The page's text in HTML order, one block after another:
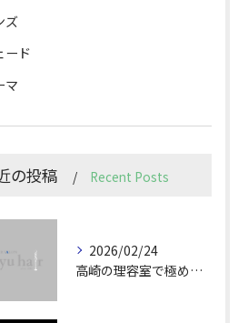
ズ
ード
マ
の投稿 Recent Posts
2026/02/24
高崎の理容室で極めるメンズカット技術